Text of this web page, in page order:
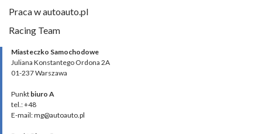
Praca w autoauto.pl
Racing Team
Miasteczko Samochodowe
Juliana Konstantego Ordona 2A
01-237 Warszawa
Punkt biuro A
tel.: +48
E-mail: mg@autoauto.pl